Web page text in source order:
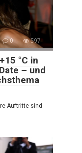
0 597
°C in
– und
Auftritte sind